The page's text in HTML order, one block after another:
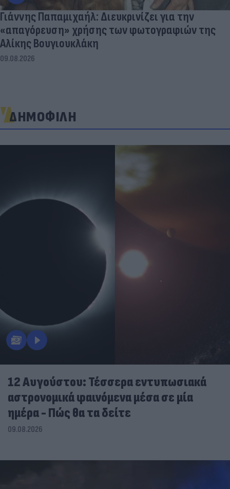
Γιάννης Παπαμιχαήλ: Διευκρινίζει για την
«απαγόρευση» χρήσης των φωτογραφιών της
Αλίκης Βουγιουκλάκη
09.08.2026
ΔΗΜΟΦΙΛΗ
12 Αυγούστου: Τέσσερα εντυπωσιακά
αστρονομικά φαινόμενα μέσα σε μία
ημέρα - Πώς θα τα δείτε
09.08.2026